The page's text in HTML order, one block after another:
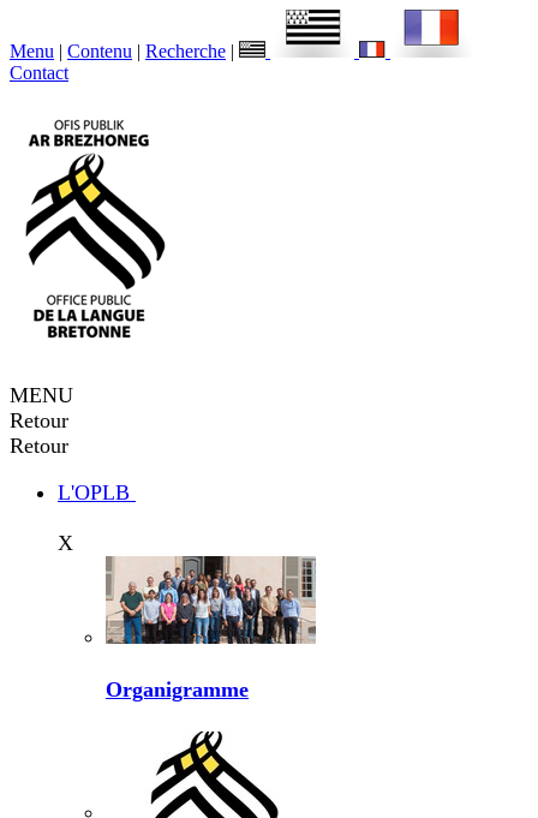
Menu | Contenu | Recherche |
Contact
MENU
Retour
Retour
L'OPLB
X
Organigramme